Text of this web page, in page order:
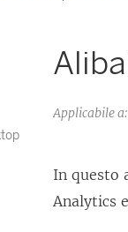
Applicabile
In questo
Analytics